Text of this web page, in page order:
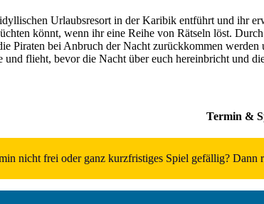
Urlaubsresort in der Karibik entführt und ihr
könnt, wenn ihr eine Reihe von Rätseln löst.
Piraten bei Anbruch der Nacht zurückkommen
flieht, bevor die Nacht über euch hereinbricht und
Termin &
nicht frei oder ganz kurzfristiges Spiel gefällig? Dann